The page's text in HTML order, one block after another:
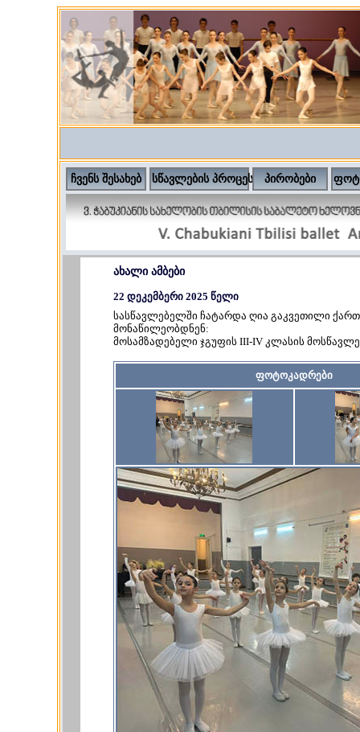
ჩვენს შესახებ სწავლების პროცესი პირობები
ახალი ამბები
22 დეკემბერი 2025 წელი
სასწავლებელში ჩატარდა ღია გაკვეთილი
მონაწილეობდნენ:
მოსამზადებელი ჯგუფის III-IV კლასის
ფოტოკადრები